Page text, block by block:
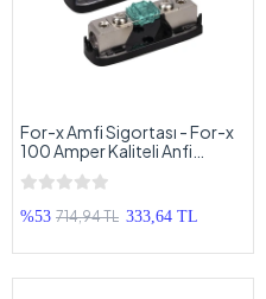
For-x Amfi Sigortası - For-x
100 Amper Kaliteli Anfi
Sigortası - Oto Amfi
Sigortası 100 Amper
%53 714,94 TL 333,64 TL